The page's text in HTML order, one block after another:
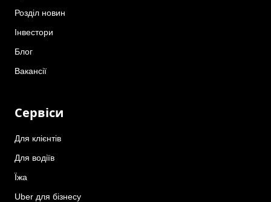
Розділ новин
Інвестори
Блог
Вакансії
Сервіси
Для клієнтів
Для водіїв
Їжа
Uber для бізнесу